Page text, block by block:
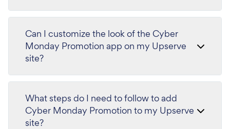
Can I customize the look of the Cyber
Monday Promotion app on my Upserve
site?
What steps do I need to follow to add
Cyber Monday Promotion to my Upserve
site?